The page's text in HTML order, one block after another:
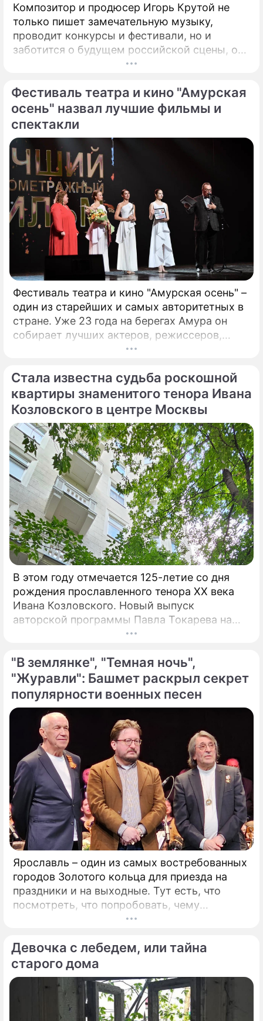
Композитор и продюсер Игорь Крутой не
только пишет замечательную музыку,
проводит конкурсы и фестивали, но и
заботится о будущем российской сцены, о
том, кто будет петь завтра. Именно для
"Детская Новая волна". Его задачи –
предоставлять юным артистам
возможность заявить о своём вокальном
открывать слушателям новые имена
талантливых исполнителей из разных
городов России.
Фестиваль театра и кино "Амурская
осень" назвал лучшие фильмы и
спектакли
Фестиваль театра и кино "Амурская осень" –
один из старейших и самых авторитетных в
стране. Уже 23 года на берегах Амура он
собирает лучших актеров, режиссеров,
который проходит в Благовещенске, назвал
победителей. Это те ленты и спектакли,
которые обязательно надо посмотреть!
Зрителями фестиваля стали больше 17
тысяч человек, а гостями – свыше 400
человек.
Стала известна судьба роскошной
квартиры знаменитого тенора Ивана
Козловского в центре Москвы
В этом году отмечается 125-летие со дня
рождения прославленного тенора XX века
Ивана Козловского. Новый выпуск
авторской программы Павла Токарева на
платформе VK "Сады искусств" посвящен
столетия Козловский являлся не просто
популярным певцом, а считался богом и
идолом для всего советского народа", –
говорит Токарев.
"В землянке", "Темная ночь",
"Журавли": Башмет раскрыл секрет
популярности военных песен
Ярославль – один из самых востребованных
городов Золотого кольца для приезда на
праздники и на выходные. Тут есть, что
посмотреть, что попробовать, чему
удивиться. Популяризации города во многом
на протяжении 17 лет устраивает тут
Международный музыкальный фестиваль.
Этот форум, который проводит самый
известный альтист и дирижер страны, –
явление уникальное.
Девочка с лебедем, или тайна
старого дома